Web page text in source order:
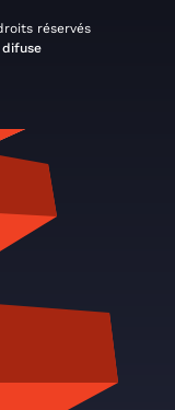
réservés
difuse